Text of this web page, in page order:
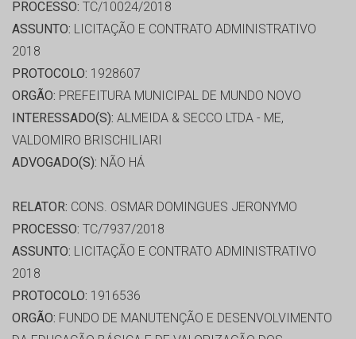
PROCESSO: TC/10024/2018
ASSUNTO: LICITAÇÃO E CONTRATO ADMINISTRATIVO
2018
PROTOCOLO: 1928607
ORGÃO: PREFEITURA MUNICIPAL DE MUNDO NOVO
INTERESSADO(S): ALMEIDA & SECCO LTDA - ME,
VALDOMIRO BRISCHILIARI
ADVOGADO(S): NÃO HÁ
RELATOR: CONS. OSMAR DOMINGUES JERONYMO
PROCESSO: TC/7937/2018
ASSUNTO: LICITAÇÃO E CONTRATO ADMINISTRATIVO
2018
PROTOCOLO: 1916536
ORGÃO: FUNDO DE MANUTENÇÃO E DESENVOLVIMENTO